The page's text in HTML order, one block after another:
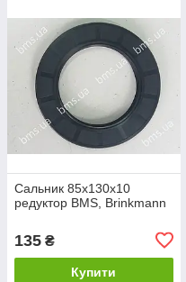
Сальник 85х130х10
редуктор BMS, Brinkmann
135 ₴
Купити